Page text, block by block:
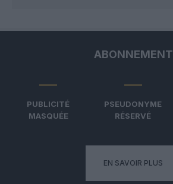
ABONNEMENT
PUBLICITÉ
MASQUÉE
PSEUDONYME
RÉSERVÉ
EN SAVOIR PLUS